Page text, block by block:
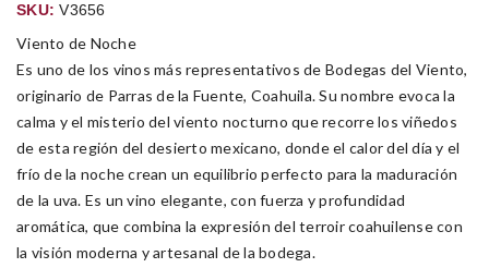
SKU:V3656
Viento de Noche
Es uno de los vinos más representativos de Bodegas del Viento,
originario de Parras de la Fuente, Coahuila. Su nombre evoca la
calma y el misterio del viento nocturno que recorre los viñedos
de esta región del desierto mexicano, donde el calor del día y el
frío de la noche crean un equilibrio perfecto para la maduración
de la uva. Es un vino elegante, con fuerza y profundidad
aromática, que combina la expresión del terroir coahuilense con
la visión moderna y artesanal de la bodega.